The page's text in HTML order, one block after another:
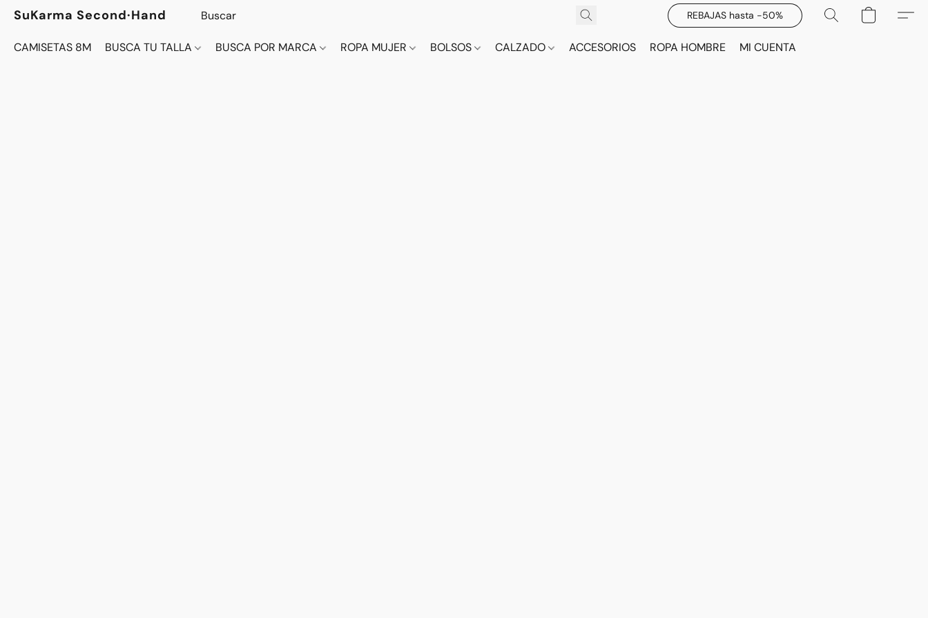
SuKarma Second·Hand REBAJAS hasta -50%
CAMISETAS 8M BUSCA TU TALLA BUSCA POR MARCA ROPA MUJER BOLSOS CALZADO ACCESORIOS ROPA HOMBRE MI CUENTA